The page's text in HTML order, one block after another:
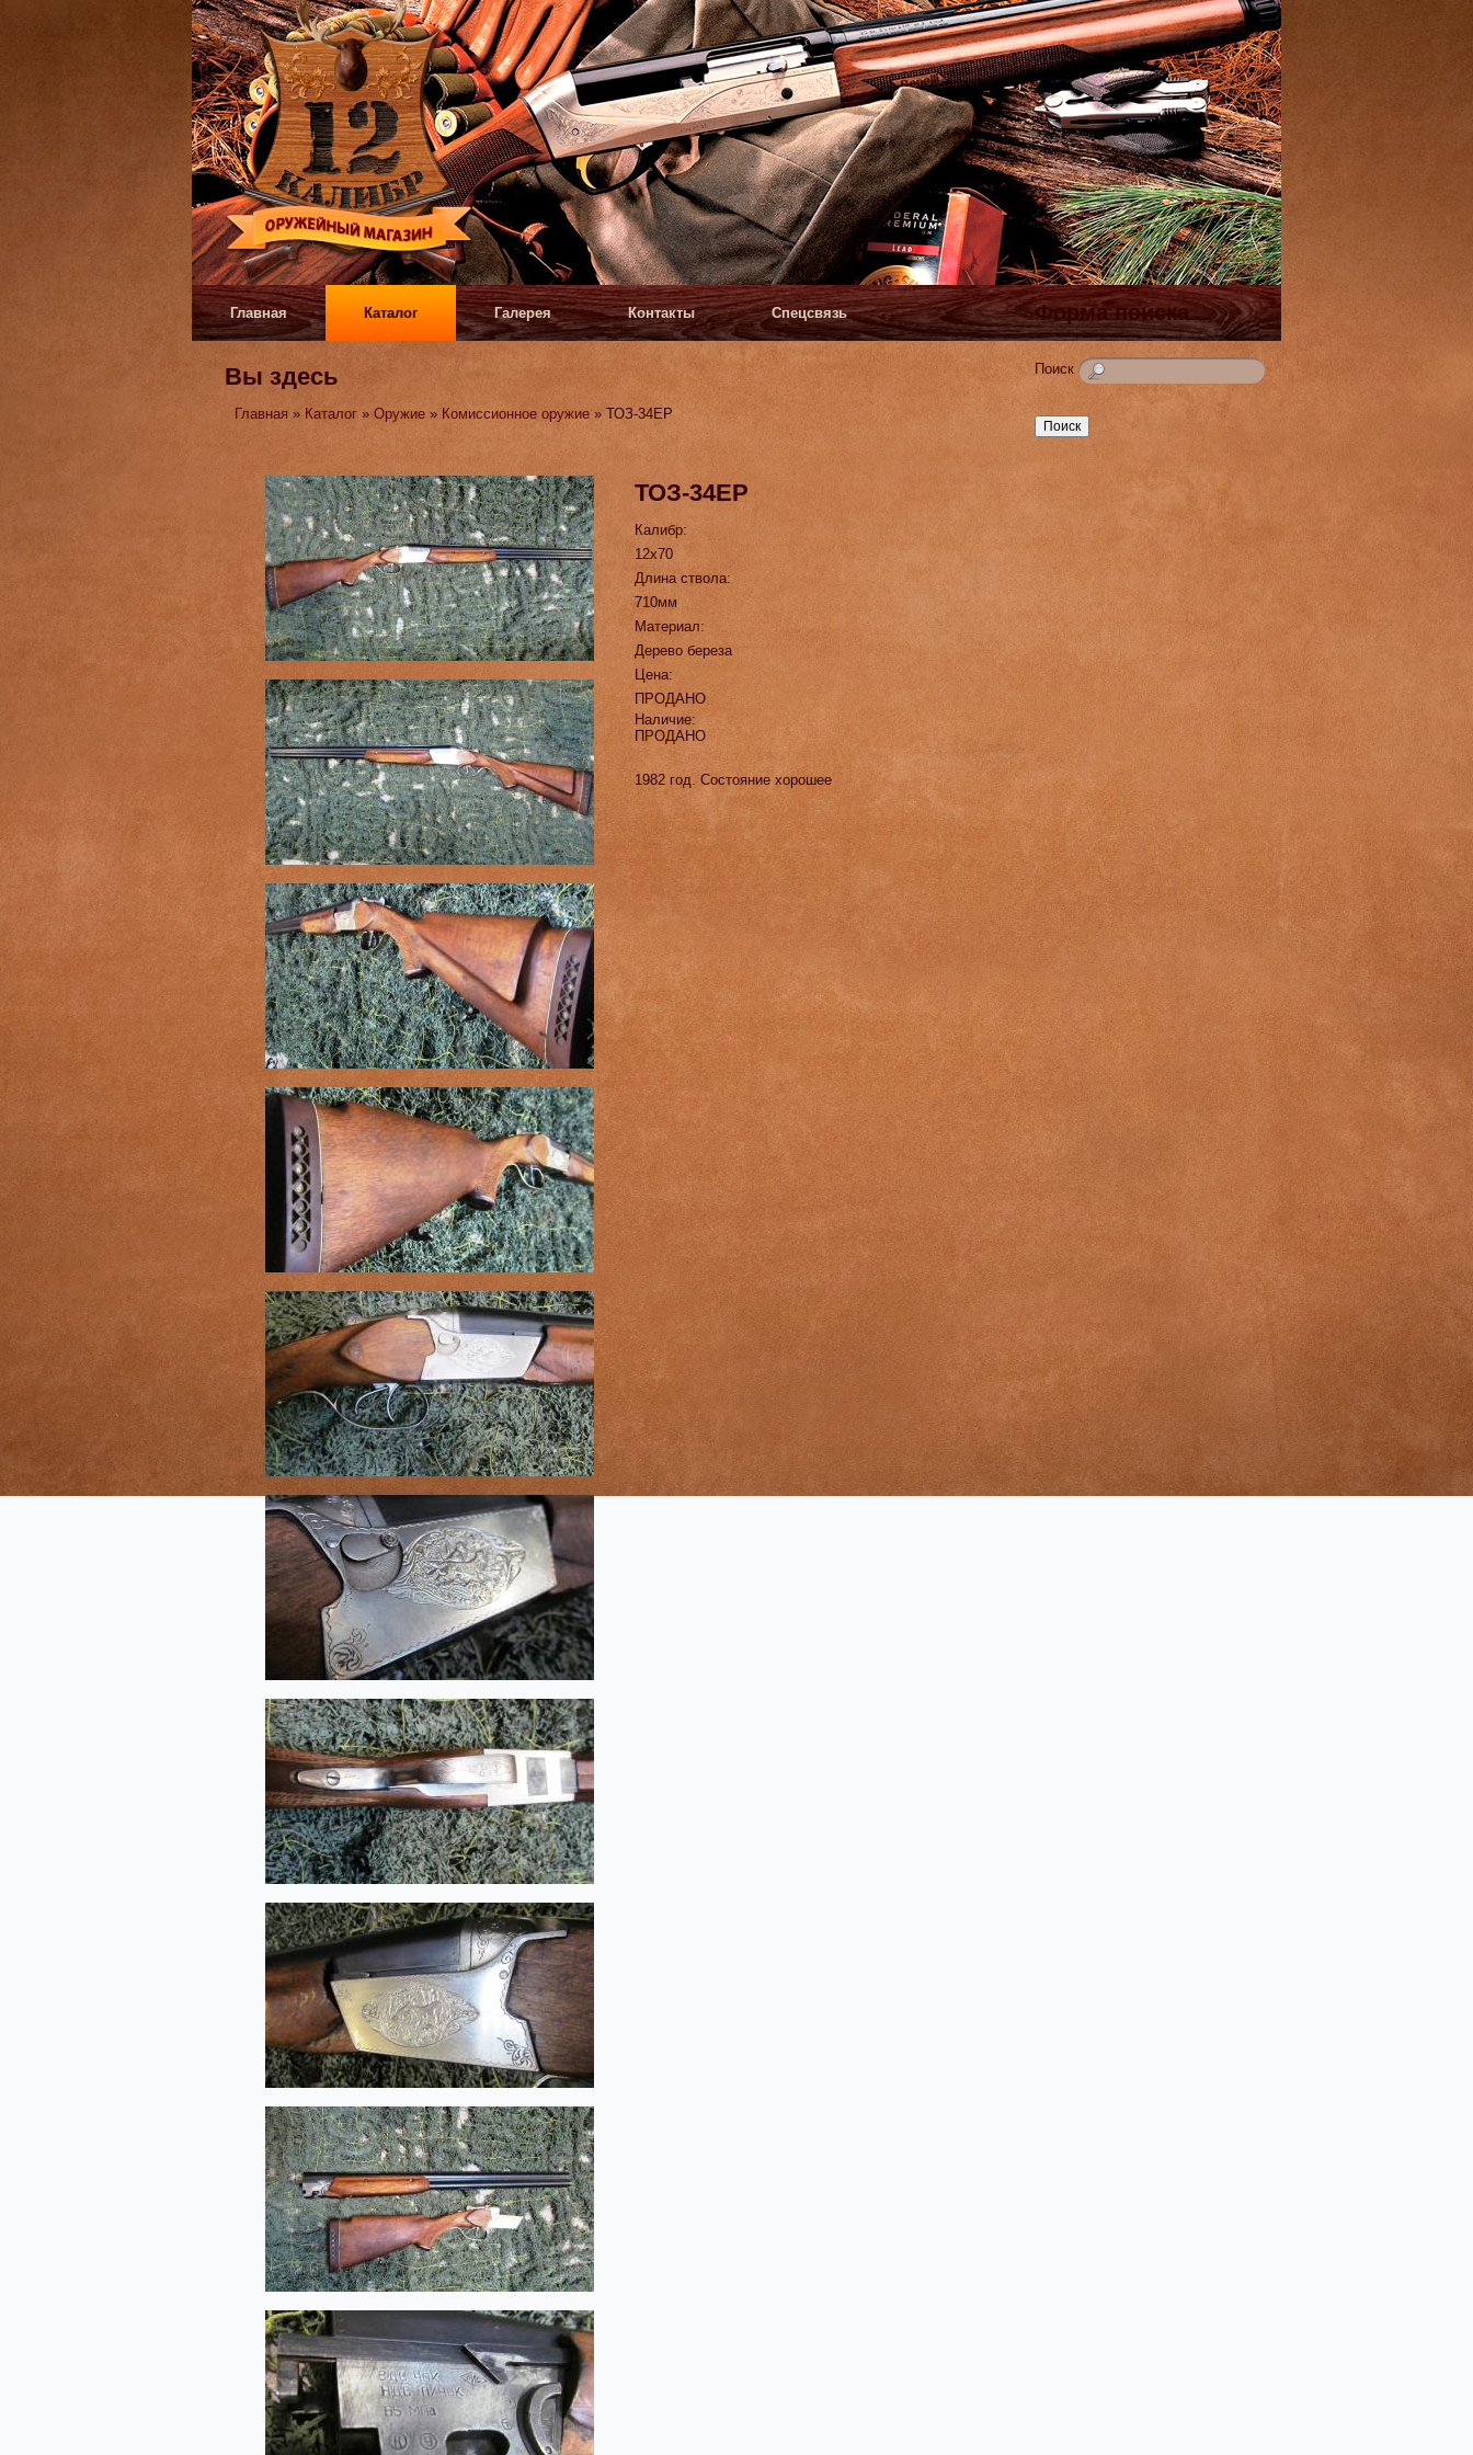
Форма поиска
Поиск
Главная Каталог Галерея Контакты Спецсвязь
Вы здесь
Главная » Каталог »Оружие » Комиссионное оружие » ТОЗ-34ЕР
ТОЗ-34ЕР
Калибр:
12х70
Длина ствола:
710мм
Материал:
Дерево береза
Цена:
ПРОДАНО
Наличие:
ПРОДАНО
1982 год. Состояние хорошее